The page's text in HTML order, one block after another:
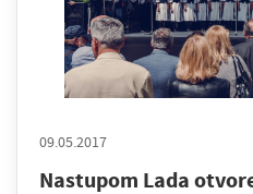
09.05.2017
Nastupom Lada